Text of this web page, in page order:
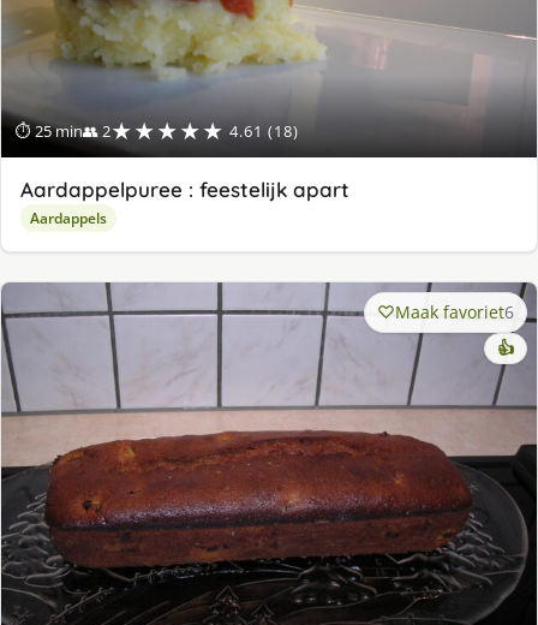
⏱ 25 min👥 2★★★★★ 4.61 (18)
Aardappelpuree : feestelijk apart
Aardappels
Maak favoriet6
👍